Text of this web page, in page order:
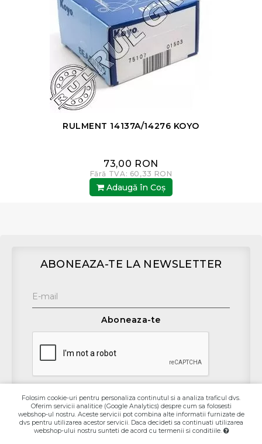
RULMENT 14137A/14276 KOYO
73,00 RON
Fără TVA: 60,33 RON
Adaugă în Coş
ABONEAZA-TE LA NEWSLETTER
Aboneaza-te
Contact
Folosim cookie-uri pentru personaliza continutul si a analiza traficul dvs.
Oferim servicii analitice (Google Analytics) despre cum sa folosesti
webshop-ul nostru. Aceste servicii pot combina alte informatii furnizate de
dvs pentru utilizarea acestor servicii. Daca decideti sa continuati utilizarea
webshop-ului nostru sunteti de acord cu termenii si conditiile.